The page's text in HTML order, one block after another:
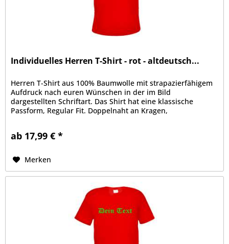
Individuelles Herren T-Shirt - rot - altdeutsch...
Herren T-Shirt aus 100% Baumwolle mit strapazierfähigem
Aufdruck nach euren Wünschen in der im Bild
dargestellten Schriftart. Das Shirt hat eine klassische
Passform, Regular Fit. Doppelnaht an Kragen,
ab 17,99 € *
Merken